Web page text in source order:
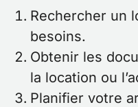
Rechercher un
besoins.
Obtenir les
la location ou
Planifier votre